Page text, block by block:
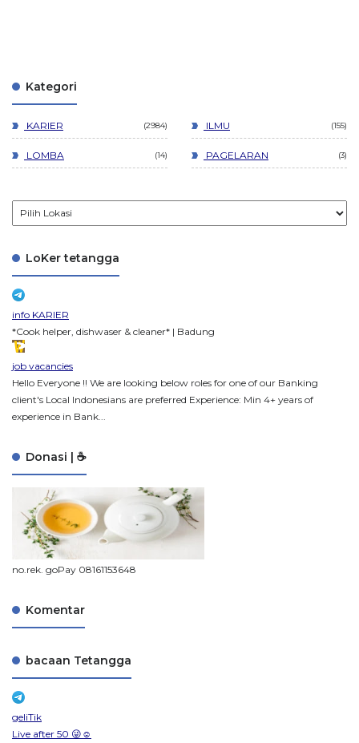
Kategori
KARIER 2984 ILMU 155
LOMBA 14 PAGELARAN 3
LoKer tetangga
info KARIER
*Cook helper, dishwaser & cleaner* | Badung
job vacancies
Hello Everyone !! We are looking below roles for one of our Banking
client's Local Indonesians are preferred Experience: Min 4+ years of
experience in Bank...
Donasi | ☕
no.rek. goPay 08161153648
Komentar
bacaan Tetangga
geliTik
Live after 50 😜☺️